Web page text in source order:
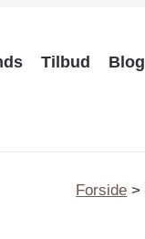
Tilbud Blog
Forside